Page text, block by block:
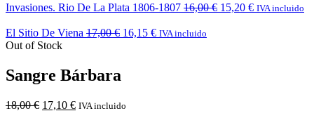
Invasiones. Rio De La Plata 1806-1807 16,00€ 15,20 € IVA incluido
El Sitio De Viena 17,00€ 16,15 € IVA incluido
Out of Stock
Sangre Bárbara
18,00€ 17,10 € IVA incluido